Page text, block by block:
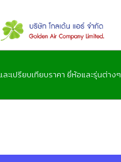
ะเปรียบเทียบราคา ยี่ห้อและรุ่นต่างๆ